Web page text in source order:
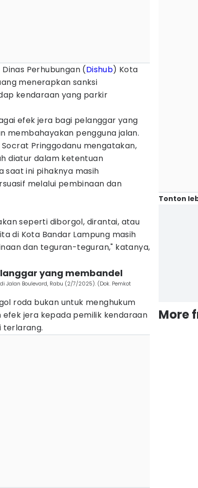
Perhubungan (Dishub) Kota
menerapkan sanksi
kendaraan yang parkir
efek jera bagi pelanggar yang
membahayakan pengguna jalan.
Pringgodanu mengatakan,
diatur dalam ketentuan
saat ini pihaknya masih
melalui pembinaan dan
seperti diborgol, dirantai, atau
di Kota Bandar Lampung masih
dan teguran-teguran," katanya,
yang membandel
Jalan Boulevard, Rabu (2/7/2025). (Dok. Pemkot
roda bukan untuk menghukum
jera kepada pemilik kendaraan
terlarang.
Tonton
More